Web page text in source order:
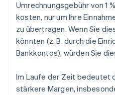
Umrechnungsgebühr von 1
kosten, nur um Ihre
zu übertragen. Wenn Sie
könnten (z. B. durch die
Bankkontos), würden Sie
Im Laufe der Zeit bedeutet
stärkere Margen,